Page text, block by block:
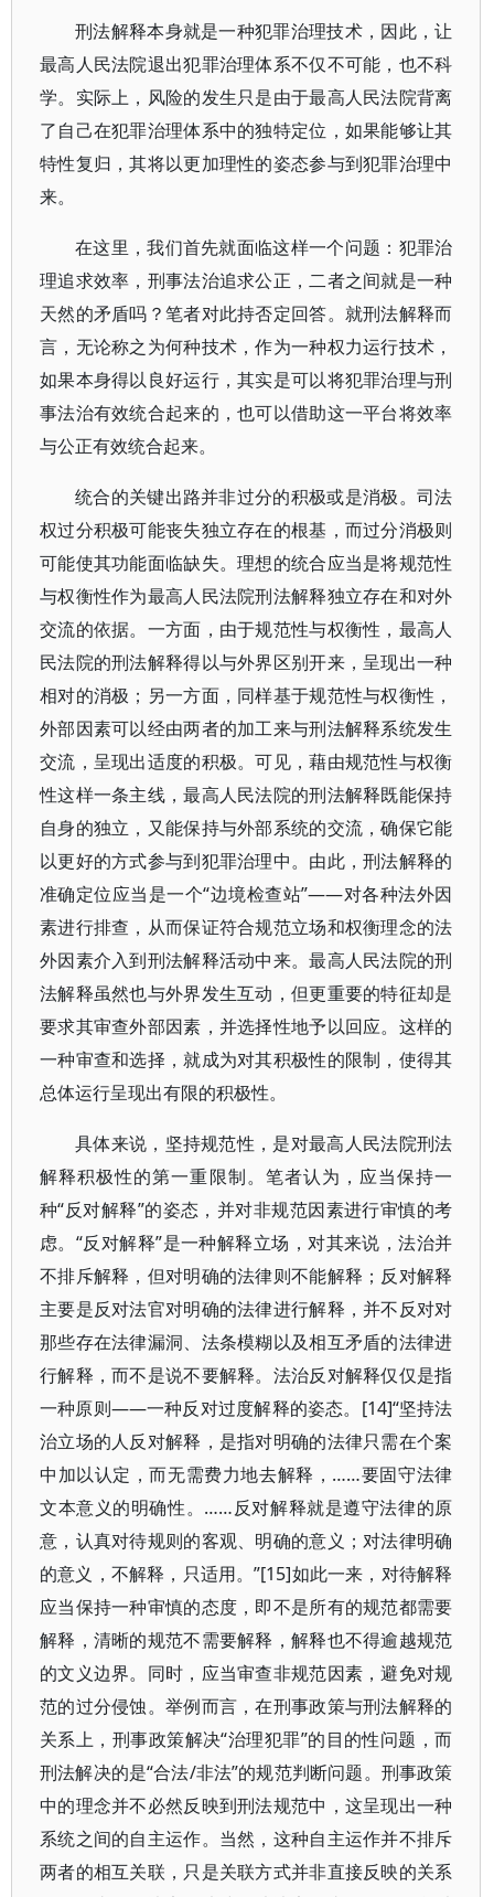
刑法解释本身就是一种犯罪治理技术，因此，让
最高人民法院退出犯罪治理体系不仅不可能，也不科
学。实际上，风险的发生只是由于最高人民法院背离
了自己在犯罪治理体系中的独特定位，如果能够让其
特性复归，其将以更加理性的姿态参与到犯罪治理中
来。
在这里，我们首先就面临这样一个问题：犯罪治
理追求效率，刑事法治追求公正，二者之间就是一种
天然的矛盾吗？笔者对此持否定回答。就刑法解释而
言，无论称之为何种技术，作为一种权力运行技术，
如果本身得以良好运行，其实是可以将犯罪治理与刑
事法治有效统合起来的，也可以借助这一平台将效率
与公正有效统合起来。
统合的关键出路并非过分的积极或是消极。司法
权过分积极可能丧失独立存在的根基，而过分消极则
可能使其功能面临缺失。理想的统合应当是将规范性
与权衡性作为最高人民法院刑法解释独立存在和对外
交流的依据。一方面，由于规范性与权衡性，最高人
民法院的刑法解释得以与外界区别开来，呈现出一种
相对的消极；另一方面，同样基于规范性与权衡性，
外部因素可以经由两者的加工来与刑法解释系统发生
交流，呈现出适度的积极。可见，藉由规范性与权衡
性这样一条主线，最高人民法院的刑法解释既能保持
自身的独立，又能保持与外部系统的交流，确保它能
以更好的方式参与到犯罪治理中。由此，刑法解释的
准确定位应当是一个“边境检查站”——对各种法外因
素进行排查，从而保证符合规范立场和权衡理念的法
外因素介入到刑法解释活动中来。最高人民法院的刑
法解释虽然也与外界发生互动，但更重要的特征却是
要求其审查外部因素，并选择性地予以回应。这样的
一种审查和选择，就成为对其积极性的限制，使得其
总体运行呈现出有限的积极性。
具体来说，坚持规范性，是对最高人民法院刑法
解释积极性的第一重限制。笔者认为，应当保持一
种“反对解释”的姿态，并对非规范因素进行审慎的考
虑。“反对解释”是一种解释立场，对其来说，法治并
不排斥解释，但对明确的法律则不能解释；反对解释
主要是反对法官对明确的法律进行解释，并不反对对
那些存在法律漏洞、法条模糊以及相互矛盾的法律进
行解释，而不是说不要解释。法治反对解释仅仅是指
一种原则——一种反对过度解释的姿态。[14]“坚持法
治立场的人反对解释，是指对明确的法律只需在个案
中加以认定，而无需费力地去解释，……要固守法律
文本意义的明确性。……反对解释就是遵守法律的原
意，认真对待规则的客观、明确的意义；对法律明确
的意义，不解释，只适用。”[15]如此一来，对待解释
应当保持一种审慎的态度，即不是所有的规范都需要
解释，清晰的规范不需要解释，解释也不得逾越规范
的文义边界。同时，应当审查非规范因素，避免对规
范的过分侵蚀。举例而言，在刑事政策与刑法解释的
关系上，刑事政策解决“治理犯罪”的目的性问题，而
刑法解决的是“合法/非法”的规范判断问题。刑事政策
中的理念并不必然反映到刑法规范中，这呈现出一种
系统之间的自主运作。当然，这种自主运作并不排斥
两者的相互关联，只是关联方式并非直接反映的关系